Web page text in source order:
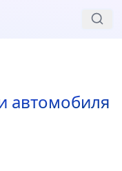
автомобиля